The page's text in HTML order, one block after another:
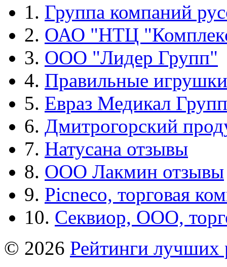
1. Группа компаний
2. ОАО "НТЦ
3. ООО "Лидер Групп"
4. Правильные игрушки
5. Евраз Медикал Групп
6. Дмитрогорский
7. Натусана отзывы
8. ООО Лакмин отзывы
9. Picneco, торговая
10. Секвиор, ООО,
© 2026 Рейтинги лучших